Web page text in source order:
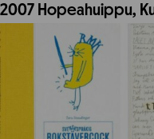
2007 Hopeahuippu,